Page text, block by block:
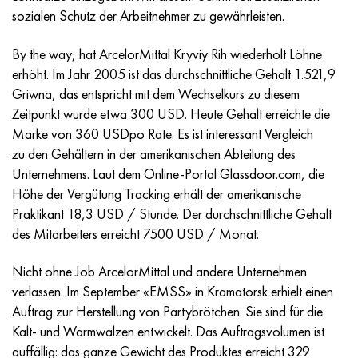
sozialen Schutz der Arbeitnehmer zu gewährleisten.
By the way, hat ArcelorMittal Kryviy Rih wiederholt Löhne
erhöht. Im Jahr 2005 ist das durchschnittliche Gehalt 1.521,9
Griwna, das entspricht mit dem Wechselkurs zu diesem
Zeitpunkt wurde etwa 300 USD. Heute Gehalt erreichte die
Marke von 360 USDpo Rate. Es ist interessant Vergleich
zu den Gehältern in der amerikanischen Abteilung des
Unternehmens. Laut dem Online-Portal Glassdoor.com, die
Höhe der Vergütung Tracking erhält der amerikanische
Praktikant 18,3 USD / Stunde. Der durchschnittliche Gehalt
des Mitarbeiters erreicht 7500 USD / Monat.
Nicht ohne Job ArcelorMittal und andere Unternehmen
verlassen. Im September «EMSS» in Kramatorsk erhielt einen
Auftrag zur Herstellung von Partybrötchen. Sie sind für die
Kalt- und Warmwalzen entwickelt. Das Auftragsvolumen ist
auffällig: das ganze Gewicht des Produktes erreicht 329
Incotherm
Incotest
Jethete M152
Kobalt 6B
Martensitaushärtung 250
Renee 41
Martensitaushärtung 300
Martensitaushärtung 350
MP35N
47ND
47NHR
49KF
49K2F/49K2FA-VI
50H
50NP
50NHS
52H
52K12F
HN62VMYUT
HN62MVKYU
HN63MB
HN65VM
HN65VMTYU
HN67MVTYU
HN68VKTYU
HN68VMTYUK-VD
HN70VMTYU
VT-35
PT-1M
PT-3V
PT-7M
2V
SPT-2 Schweißdraht
AT3
3М
TL3
1.4466 - aisi 310MoLn
Legierung Al6xn
15-7Ph® - 1.4532
PH 13-8 Mo - 1.4534
1.4542 - 17-4Ph®.
Custom 455® - 1.4543 - uns s45500
1.4545 - 15-5Ph®
1.4548 - 17-4Ph®.
1.4550 - aisi 347
10H17N13М3Т
10H18N18YU4D
11H11N2V2МF
12H18N9Т
13H11N2V2МF
15H11MF
15H12VNMF
15H12N2МVFAB
15H16К5N2МVFAB
2.0872, CuNi10Fe1Mn, Cw352h
Silicium-Aluminium-Bronze
CW301G, C64200
Siliciumbronze
C65500, CuAl11Fe3
C65620, CuSi3Fe2Zn3
C65100, CuSi1,5
Zinn-Blei-Bronze
c92200, CuSn6Zn4Pb2
Rotmessing
C84400, CuSn2ZnPb
C83600, CuSn5ZnPb
45G2, 45g2, aisi 1144
Baustahl legiert
10g2, 10g2, aisi 1513
12X2H4A,15NiCr13, 1.5752
АS14, 11SMnPb30
20G, 20mn5
20HN3А, aisi 4320, 20hn3a
20HМ, 24CrMo5, 20hm
25HGM, 20CrMo5, 1.7264
R6M5, 1.3343, hs6-5-2, sw7m
R6M5K5, 1.3243, hs6-5-2-5
R6М5F3, 1.3344, hs6-5-3
R9М4К8,1.3207
R12F3, 1.3318, sw12
R18, 1.3355, hs18-0-1, sw18
Kohlenstoffstahl
U10,1.1645, C105W1
11G12, 110G13L, X120Mn12